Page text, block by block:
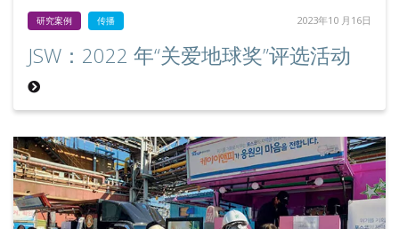
研究案例 传播 2023年10 月16日
JSW：2022 年“关爱地球奖”评选活动